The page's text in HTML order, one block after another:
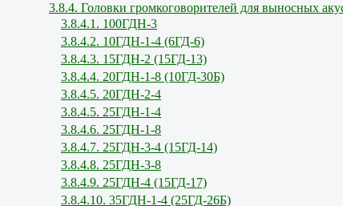
3.8.4. Головки громкоговорителей для выносных
3.8.4.1. 100ГДН-3
3.8.4.2. 10ГДН-1-4 (6ГД-6)
3.8.4.3. 15ГДН-2 (15ГД-13)
3.8.4.4. 20ГДН-1-8 (10ГД-30Б)
3.8.4.5. 20ГДН-2-4
3.8.4.5. 25ГДН-1-4
3.8.4.6. 25ГДН-1-8
3.8.4.7. 25ГДН-3-4 (15ГД-14)
3.8.4.8. 25ГДН-3-8
3.8.4.9. 25ГДН-4 (15ГД-17)
3.8.4.10. 35ГДН-1-4 (25ГД-26Б)